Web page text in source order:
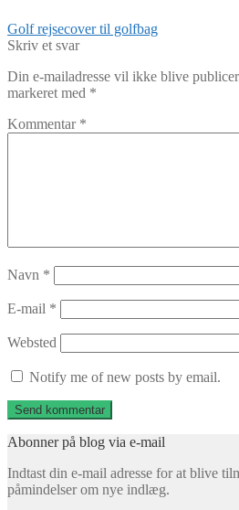
Indlægsnavigation
Forrige
indlæg:
Golf rejsecover til golfbag
Skriv et svar
Din e-mailadresse vil ikke blive
markeret med *
Kommentar *
Navn *
E-mail *
Websted
Notify me of new posts by email.
Abonner på blog via e-mail
Indtast din e-mail adresse for at blive
påmindelser om nye indlæg.